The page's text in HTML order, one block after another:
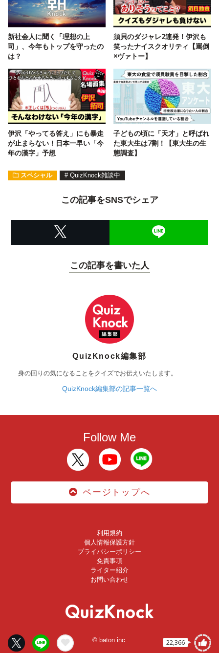
22,366
新社会人に聞く「理想の上
司」、今年もトップを守ったの
は？
須貝のダジャレ2連発！伊沢も
笑ったナイスクオリティ【罵倒
×ヴァトー】
伊沢「やってる答え」にも暴走
が止まらない！日本一早い「今
年の漢字」予想
子どもの頃に「天才」と呼ばれ
た東大生は7割！【東大生の生
態調査】
スペシャル # QuizKnock雑談中
この記事をSNSでシェア
この記事を書いた人
QuizKnock編集部
身の回りの気になることをクイズでお伝えいたします。
QuizKnock編集部の記事一覧へ
Follow Me
ページトップへ
利用規約
個人情報保護方針
プライバシーポリシー
免責事項
ライター紹介
お問い合わせ
© baton inc.